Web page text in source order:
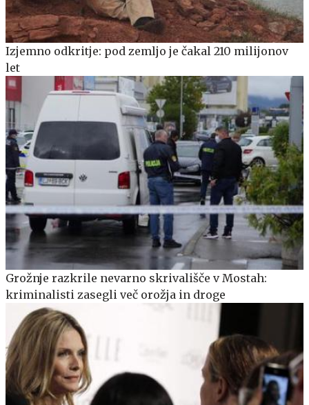
Izjemno odkritje: pod zemljo je čakal 210 milijonov
let
Grožnje razkrile nevarno skrivališče v Mostah:
kriminalisti zasegli več orožja in droge